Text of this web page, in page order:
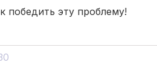
победить эту проблему!